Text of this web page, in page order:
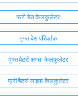
फ्री बेस कैलकुलेटर
मुफ्त बेस परिवर्तक
मुफ्त बैटरी क्षमता कैलकुलेटर
फ्री बैटरी लाइफ कैलकुलेटर